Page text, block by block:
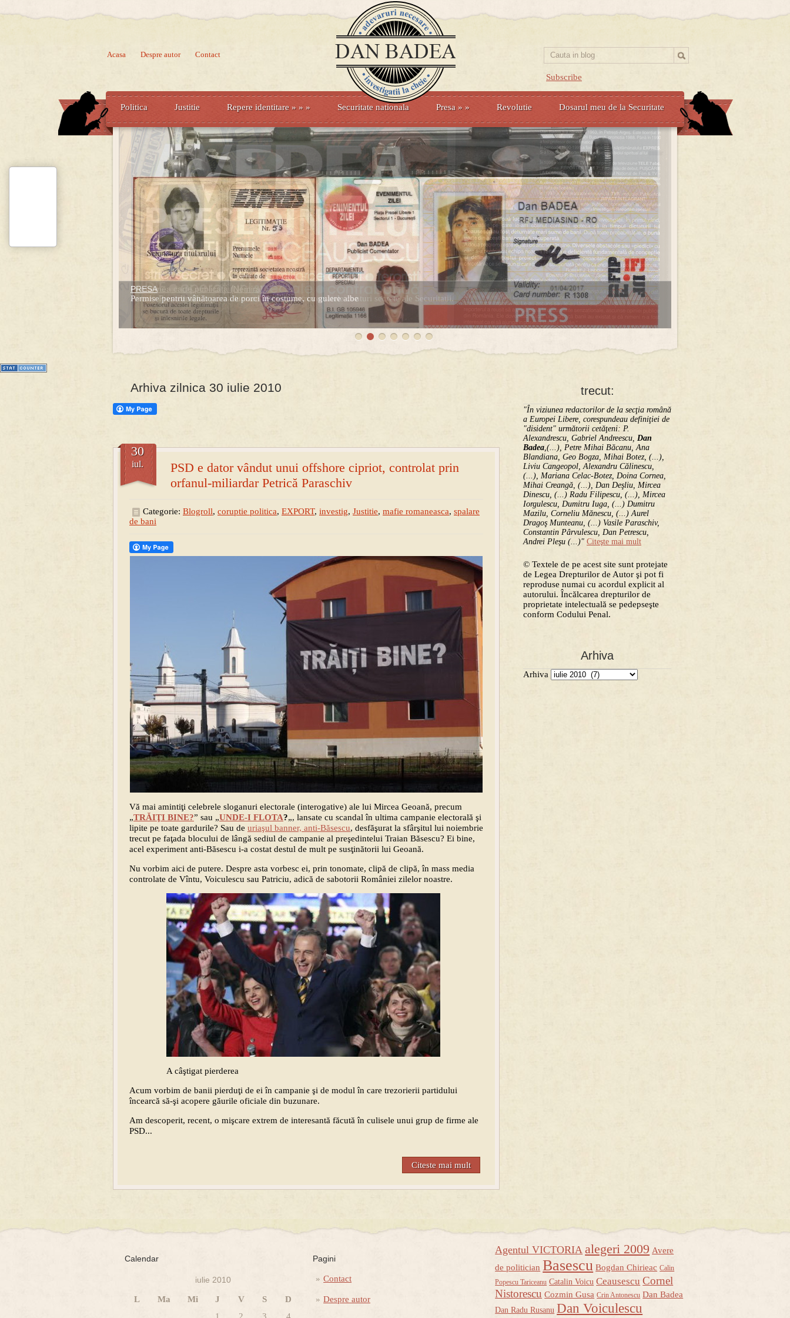
Subscribe
Acasa Despre autor Contact
Politica Justitie Repere identitare » » » Securitate nationala Presa » » Revolutie Dosarul meu de la Securitate
PRESA
Permise pentru vânătoarea de porci în costume, cu gulere albe
Prima mea carte publicata (Nemira)
Averea Presedintelui: prima lucrare despre controversatele conturi secrete ale Securitatii.
trecut:
"În viziunea redactorilor de la secţia română
a Europei Libere, corespundeau definiţiei de
"disident" următorii ce­tă­ţeni: P.
Alexandrescu, Gabriel Andreescu, Dan
Badea,(...), Petre Mihai Băcanu, Ana
Blandiana, Geo Bogza, Mihai Botez, (...),
Liviu Cangeopol, Alexandru Călinescu,
(...), Mariana Celac-Botez, Doina Cornea,
Mihai Creangă, (...), Dan Deşliu, Mircea
Dinescu, (...) Radu Filipescu, (...), Mircea
Iorgulescu, Dumitru Iuga, (...) Dumitru
Mazilu, Corneliu Mănescu, (...) Aurel
Dragoş Munteanu, (...) Vasile Paraschiv,
Constantin Pârvulescu, Dan Petrescu,
Andrei Pleşu (...)" Citeşte mai mult
© Textele de pe acest site sunt protejate
de Legea Drepturilor de Autor şi pot fi
reproduse numai cu acordul explicit al
autorului. Încălcarea drepturilor de
proprietate intelectuală se pedepseşte
conform Codului Penal.
Arhiva
Arhiva
Arhiva zilnica 30 iulie 2010
PSD e dator vândut unui offshore cipriot, controlat prin
orfanul-miliardar Petrică Paraschiv
30
iul.
Categorie: Blogroll, coruptie politica, EXPORT, investig, Justitie, mafie romaneasca, spalare
de bani
Vă mai amintiţi celebrele sloganuri electorale (interogative) ale lui Mircea Geoană, precum
„TRĂIŢI BINE?” sau „UNDE-I FLOTA?„, lansate cu scandal în ultima campanie electorală şi
lipite pe toate gardurile? Sau de uriaşul banner, anti-Băsescu, desfăşurat la sfârşitul lui noiembrie
trecut pe faţada blocului de lângă sediul de campanie al preşedintelui Traian Băsescu? Ei bine,
acel experiment anti-Băsescu i-a costat destul de mult pe susţinătorii lui Geoană.
Nu vorbim aici de putere. Despre asta vorbesc ei, prin tonomate, clipă de clipă, în mass media
controlate de Vîntu, Voiculescu sau Patriciu, adică de sabotorii României zilelor noastre.
A câştigat pierderea
Acum vorbim de banii pierduţi de ei în campanie şi de modul în care trezorierii partidului
încearcă să-şi acopere găurile oficiale din buzunare.
Am descoperit, recent, o mişcare extrem de interesantă făcută în culisele unui grup de firme ale
PSD...
Citeste mai mult
Calendar
iulie 2010
L Ma Mi J V S
D
Pagini
Contact
Despre autor
Agentul VICTORIA alegeri 2009 Avere
de politician Basescu Bogdan Chirieac Calin
Popescu Tariceanu Catalin Voicu Ceausescu Cornel
Nistorescu Cozmin Gusa Crin Antonescu Dan Badea
Dan Radu Rusanu Dan Voiculescu